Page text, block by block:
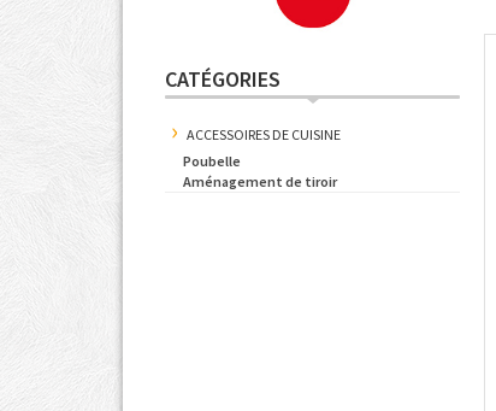
CATÉGORIES
ACCESSOIRES DE CUISINE
Poubelle
Aménagement de tiroir